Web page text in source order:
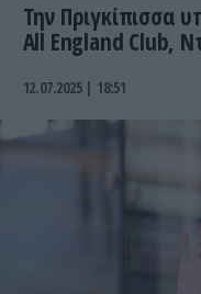
Την Πριγκίπισσα
All England Club,
12.07.2025 | 18:51